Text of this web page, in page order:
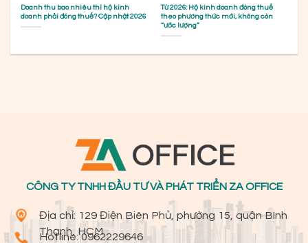
Doanh thu bao nhiêu thì hộ kinh
doanh phải đóng thuế? Cập nhật 2026
Từ 2026: Hộ kinh doanh đóng thuế
theo phương thức mới, không còn
“ước lượng”
CÔNG TY TNHH ĐẦU TƯ VÀ PHÁT TRIỂN ZA OFFICE
Địa chỉ: 129 Điện Biên Phủ, phường 15, quận Bình
Thạnh, HCM
Hotline:0962229646